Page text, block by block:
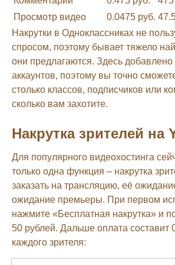
Просмотр видео
0.0475 руб.
Накрутки в Одноклассниках не
спросом, поэтому бывает тяжело
они предлагаются. Здесь
аккаунтов, поэтому вы точно
столько классов, подписчиков или
сколько вам захотите.
Накрутка зрителей на
Для популярного видеохостинга
только одна функция – накрутка
заказать на трансляцию, её
ожидание премьеры. При первом
нажмите «Бесплатная накрутка» и
50 рублей. Дальше оплата составит
каждого зрителя: